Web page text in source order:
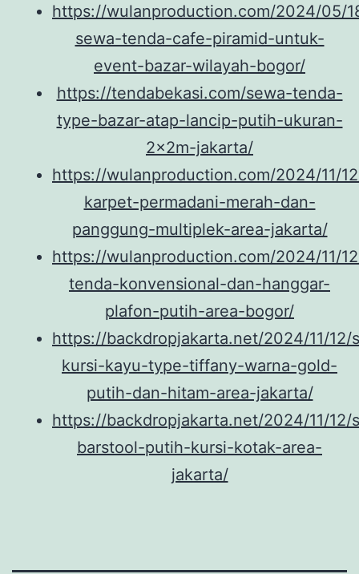
https://wulanproduction.com/2024/05/
sewa-tenda-cafe-piramid-untuk-
event-bazar-wilayah-bogor/
https://tendabekasi.com/sewa-tenda-
type-bazar-atap-lancip-putih-ukuran-
2x2m-jakarta/
https://wulanproduction.com/2024/11/
karpet-permadani-merah-dan-
panggung-multiplek-area-jakarta/
https://wulanproduction.com/2024/11/
tenda-konvensional-dan-hanggar-
plafon-putih-area-bogor/
https://backdropjakarta.net/2024/11/12/
kursi-kayu-type-tiffany-warna-gold-
putih-dan-hitam-area-jakarta/
https://backdropjakarta.net/2024/11/12/
barstool-putih-kursi-kotak-area-
jakarta/